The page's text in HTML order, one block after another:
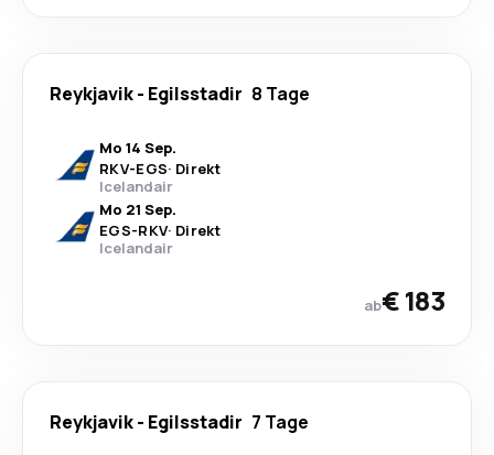
Reykjavik- Egilsstadir 8 Tage
Mo 14 Sep.
RKV-EGS· Direkt
Icelandair
Mo 21 Sep.
EGS-RKV· Direkt
Icelandair
ab€ 183
Reykjavik- Egilsstadir 7 Tage